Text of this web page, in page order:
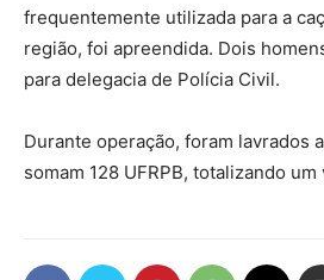
frequentemente utilizada para a
região, foi apreendida. Dois
para delegacia de Polícia Civil.
Durante operação, foram lavrados
somam 128 UFRPB, totalizando